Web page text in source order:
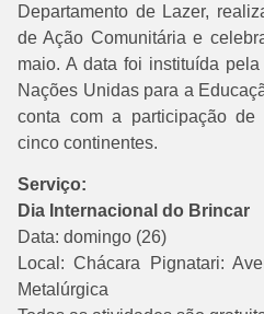
Departamento de Lazer,
de Ação Comunitária e
maio. A data foi instituída
Nações Unidas para a
conta com a participação
cinco continentes.
Serviço:
Dia Internacional do Brincar
Data: domingo (26)
Local: Chácara Pignatari:
Metalúrgica